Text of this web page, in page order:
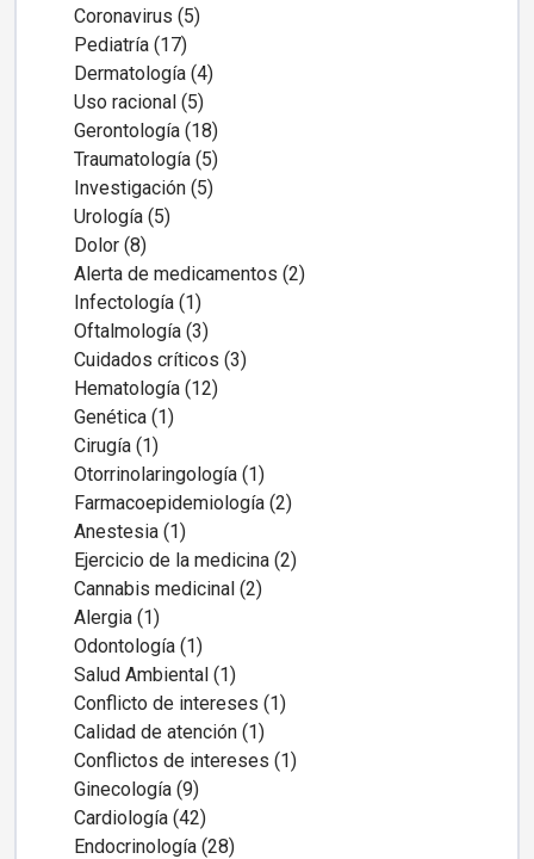
Coronavirus (5)
Pediatría (17)
Dermatología (4)
Uso racional (5)
Gerontología (18)
Traumatología (5)
Investigación (5)
Urología (5)
Dolor (8)
Alerta de medicamentos (2)
Infectología (1)
Oftalmología (3)
Cuidados críticos (3)
Hematología (12)
Genética (1)
Cirugía (1)
Otorrinolaringología (1)
Farmacoepidemiología (2)
Anestesia (1)
Ejercicio de la medicina (2)
Cannabis medicinal (2)
Alergia (1)
Odontología (1)
Salud Ambiental (1)
Conflicto de intereses (1)
Calidad de atención (1)
Conflictos de intereses (1)
Ginecología (9)
Cardiología (42)
Endocrinología (28)